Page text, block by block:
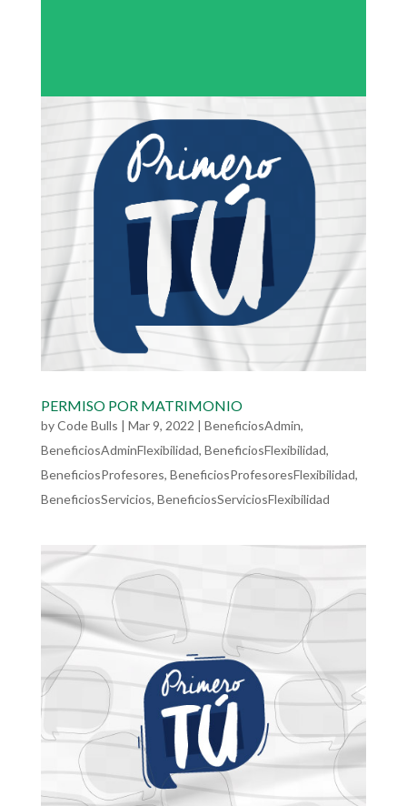
PERMISO POR MATRIMONIO
byCode Bulls | Mar 9, 2022 | BeneficiosAdmin,
BeneficiosAdminFlexibilidad, BeneficiosFlexibilidad,
BeneficiosProfesores, BeneficiosProfesoresFlexibilidad,
BeneficiosServicios, BeneficiosServiciosFlexibilidad